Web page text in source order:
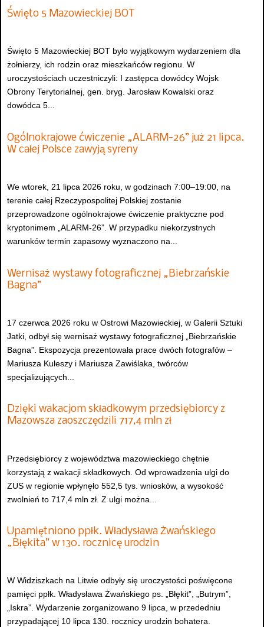
Święto 5 Mazowieckiej BOT
Święto 5 Mazowieckiej BOT było wyjątkowym wydarzeniem dla
żołnierzy, ich rodzin oraz mieszkańców regionu. W
uroczystościach uczestniczyli: I zastępca dowódcy Wojsk
Obrony Terytorialnej, gen. bryg. Jarosław Kowalski oraz
dowódca 5...
Ogólnokrajowe ćwiczenie „ALARM-26” już 21 lipca.
W całej Polsce zawyją syreny
We wtorek, 21 lipca 2026 roku, w godzinach 7:00–19:00, na
terenie całej Rzeczypospolitej Polskiej zostanie
przeprowadzone ogólnokrajowe ćwiczenie praktyczne pod
kryptonimem „ALARM-26”. W przypadku niekorzystnych
warunków termin zapasowy wyznaczono na...
Wernisaż wystawy fotograficznej „Biebrzańskie
Bagna”
17 czerwca 2026 roku w Ostrowi Mazowieckiej, w Galerii Sztuki
Jatki, odbył się wernisaż wystawy fotograficznej „Biebrzańskie
Bagna”. Ekspozycja prezentowała prace dwóch fotografów –
Mariusza Kuleszy i Mariusza Zawiślaka, twórców
specjalizujących...
Dzięki wakacjom składkowym przedsiębiorcy z
Mazowsza zaoszczędzili 717,4 mln zł
Przedsiębiorcy z województwa mazowieckiego chętnie
korzystają z wakacji składkowych. Od wprowadzenia ulgi do
ZUS w regionie wpłynęło 552,5 tys. wniosków, a wysokość
zwolnień to 717,4 mln zł. Z ulgi można...
Upamiętniono ppłk. Władysława Żwańskiego
„Błękita” w 130. rocznicę urodzin
W Widziszkach na Litwie odbyły się uroczystości poświęcone
pamięci ppłk. Władysława Żwańskiego ps. „Błękit”, „Butrym”,
„Iskra”. Wydarzenie zorganizowano 9 lipca, w przededniu
przypadającej 10 lipca 130. rocznicy urodzin bohatera.